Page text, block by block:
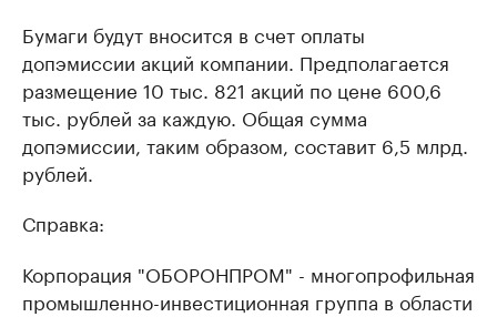
Бумаги будут вносится в счет оплаты
допэмиссии акций компании. Предполагается
размещение 10 тыс. 821 акций по цене 600,6
тыс. рублей за каждую. Общая сумма
допэмиссии, таким образом, составит 6,5 млрд.
рублей.
Справка:
Корпорация "ОБОРОНПРОМ" - многопрофильная
промышленно-инвестиционная группа в области